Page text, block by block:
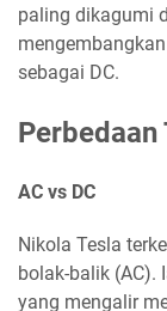
paling dikagumi
sebagai DC.
Perbedaan
AC vs DC
Nikola Tesla
bolak-balik (AC).
yang mengalir